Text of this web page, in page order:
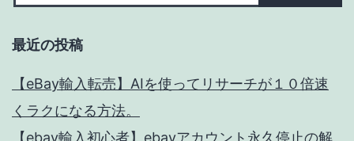
最近の投稿
【eBay輸入転売】AIを使ってリサーチが１０倍速
くラクになる方法。
【ebay輸入初心者】ebayアカウント永久停止の解